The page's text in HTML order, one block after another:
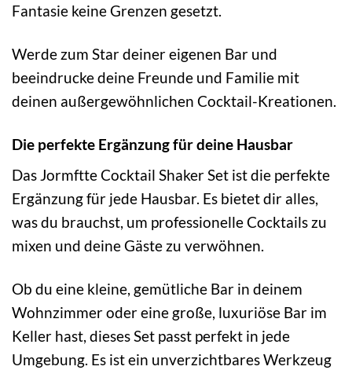
Fantasie keine Grenzen gesetzt.
Werde zum Star deiner eigenen Bar und
beeindrucke deine Freunde und Familie mit
deinen außergewöhnlichen Cocktail-Kreationen.
Die perfekte Ergänzung für deine Hausbar
Das Jormftte Cocktail Shaker Set ist die perfekte
Ergänzung für jede Hausbar. Es bietet dir alles,
was du brauchst, um professionelle Cocktails zu
mixen und deine Gäste zu verwöhnen.
Ob du eine kleine, gemütliche Bar in deinem
Wohnzimmer oder eine große, luxuriöse Bar im
Keller hast, dieses Set passt perfekt in jede
Umgebung. Es ist ein unverzichtbares Werkzeug